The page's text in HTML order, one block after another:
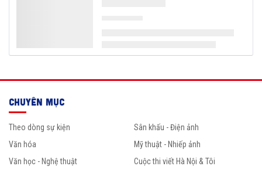
CHUYÊN MỤC
Theo dòng sự kiện
Văn hóa
Văn học - Nghệ thuật
Sân khấu - Điện ảnh
Mỹ thuật - Nhiếp ảnh
Cuộc thi viết Hà Nội & Tôi